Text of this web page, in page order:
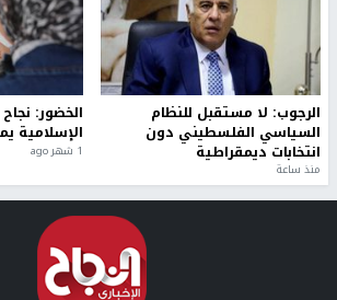
الرجوب: لا مستقبل للنظام
السياسي الفلسطيني دون
انتخابات ديمقراطية
منذ ساعة
الخضور: نجاح
الإسلامية
1 شهر ago